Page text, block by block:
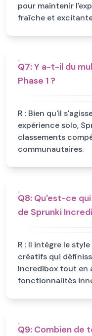
pour maintenir
fraîche et
Q7:Y a-t-il du
Phase 1 ?
R : Bien qu'il
expérience solo,
classements
communautaires.
Q8: Qu'est-ce
de Sprunki
R : Il intègre le
créatifs qui
Incredibox tout en
fonctionnalités
Q9: Combien de